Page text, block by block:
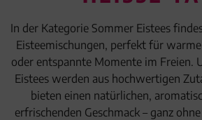
In der Kategorie Sommer Eistees
Eisteemischungen, perfekt für
oder entspannte Momente im Freien.
Eistees werden aus hochwertigen
bieten einen natürlichen,
erfrischenden Geschmack – ganz
Geburtstag
Bayern